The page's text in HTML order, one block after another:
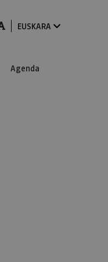
modeEUSKARA
Agenda